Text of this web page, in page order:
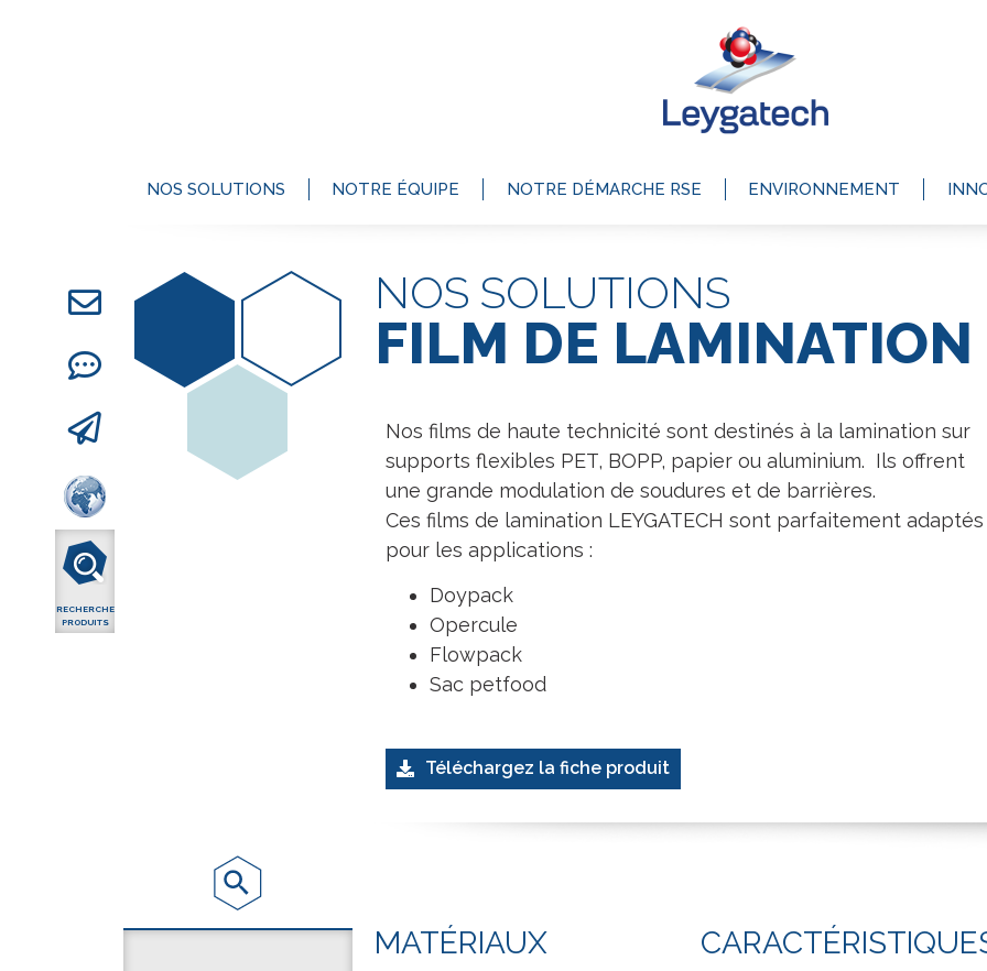
NOS SOLUTIONS NOTRE ÉQUIPE NOTRE DÉMARCHE RSE ENVIRONNEMENT
NOS SOLUTIONS
FILM DE LAMINATION
Nos films de haute technicité sont destinés à la lamination sur
supports flexibles PET, BOPP, papier ou aluminium. Ils offrent
une grande modulation de soudures et de barrières.
Ces films de lamination LEYGATECH sont parfaitement adaptés
pour les applications :
Doypack
Opercule
Flowpack
Sac petfood
Téléchargez la fiche produit
MATÉRIAUX
RECHERCHE
PRODUITS